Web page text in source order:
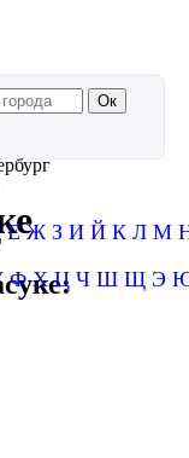
Е Ж З И Й К Л М
Ф Х Ц Ч Ш Щ Э